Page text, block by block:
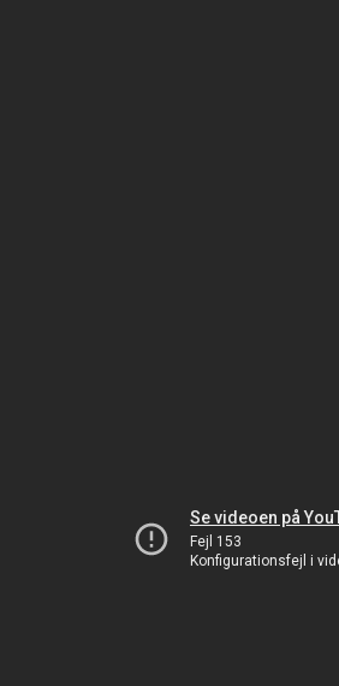
Se videoen på
Fejl 153
Konfigurationsfejl i